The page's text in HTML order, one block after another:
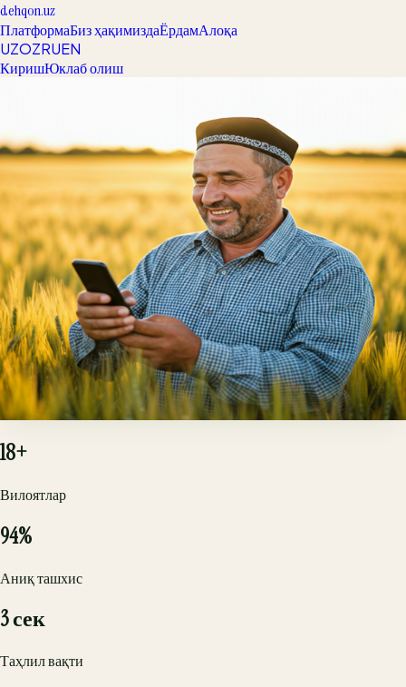
dehqon.uz
ПлатформаБиз ҳақимиздаЁрдамАлоқа
UZOZRUEN
КиришЮклаб олиш
Экин касаллиги
3 сонияда
аниқланади
Ўзбекистоннинг биринчи сунъий интеллектга асосланган
агротехника платформаси билан ҳосилдорликни оширинг.
Синаб кўринг Видео қўлланма
Аниқланган касаллик
Барг занги - 98%
18+
Вилоятлар
94%
Аниқ ташхис
3 сек
Таҳлил вақти